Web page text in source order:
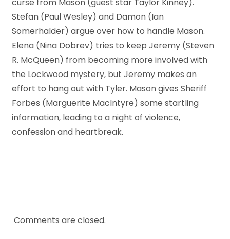
Stefan (Paul Wesley) and Damon (Ian
Somerhalder) argue over how to handle Mason.
Elena (Nina Dobrev) tries to keep Jeremy (Steven
R. McQueen) from becoming more involved with
the Lockwood mystery, but Jeremy makes an
effort to hang out with Tyler. Mason gives Sheriff
Forbes (Marguerite MacIntyre) some startling
information, leading to a night of violence,
confession and heartbreak.
Comments are closed.